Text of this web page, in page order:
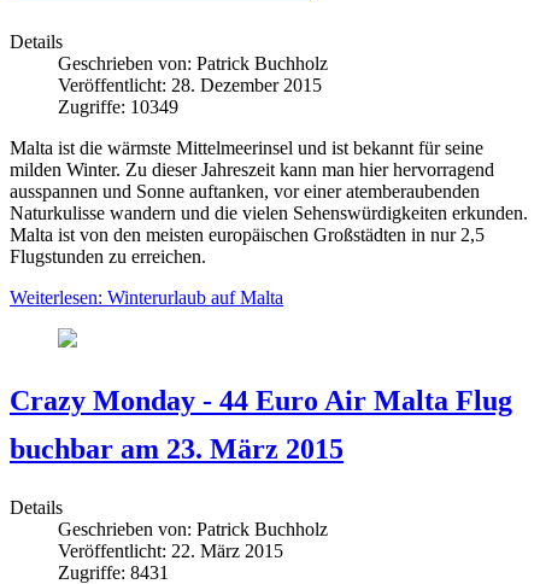
Details
Geschrieben von: Patrick Buchholz
Veröffentlicht: 28. Dezember 2015
Zugriffe: 10349
Malta ist die wärmste Mittelmeerinsel und ist bekannt für seine
milden Winter. Zu dieser Jahreszeit kann man hier hervorragend
ausspannen und Sonne auftanken, vor einer atemberaubenden
Naturkulisse wandern und die vielen Sehenswürdigkeiten erkunden.
Malta ist von den meisten europäischen Großstädten in nur 2,5
Flugstunden zu erreichen.
Weiterlesen: Winterurlaub auf Malta
Crazy Monday - 44 Euro Air Malta Flug
buchbar am 23. März 2015
Details
Geschrieben von: Patrick Buchholz
Veröffentlicht: 22. März 2015
Zugriffe: 8431